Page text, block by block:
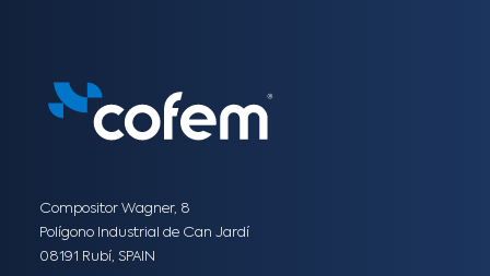
Compositor Wagner, 8
Polígono Industrial de Can Jardí
08191 Rubí, SPAIN